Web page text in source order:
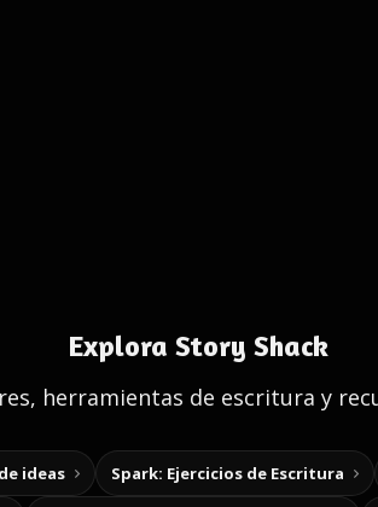
Explora Story Shack
herramientas de escritura y
ideas Spark: Ejercicios de Escritura